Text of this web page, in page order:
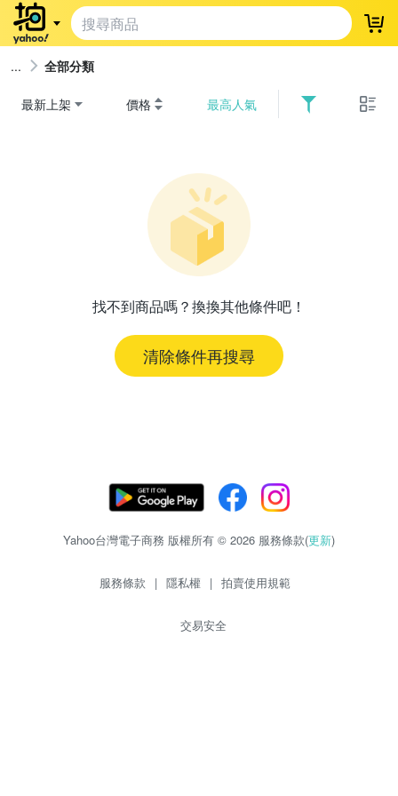
登
全部分類
最新上架 價格 最高人氣
找不到商品嗎？換換其他條件吧！
清除條件再搜尋
Yahoo台灣電子商務 版權所有 © 2026 服務條款(更新)
服務條款 | 隱私權 | 拍賣使用規範
交易安全